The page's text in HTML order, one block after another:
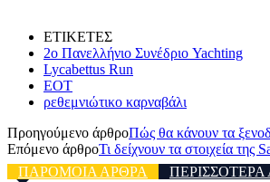
ΕΤΙΚΕΤΕΣ
2ο Πανελλήνιο Συνέδριο Yachting
Lycabettus Run
ΕΟΤ
ρεθεμνιώτικο καρναβάλι
Προηγούμενο άρθροΠώς θα κάνουν τα
Επόμενο άρθροΤι δείχνουν τα στοιχεία της
ΠΑΡΟΜΟΙΑ ΑΡΘΡΑ